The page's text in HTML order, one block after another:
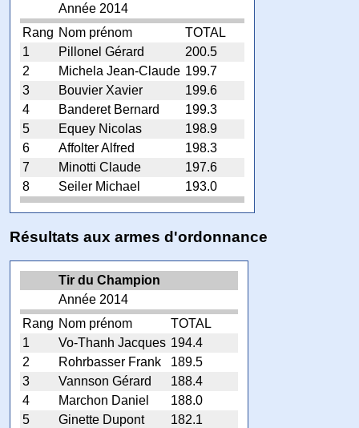
Année 2014
Rang Nom prénom
TOTAL
1
Pillonel Gérard
200.5
2
Michela Jean-Claude 199.7
3
Bouvier Xavier
199.6
4
Banderet Bernard
199.3
5
Equey Nicolas
198.9
6
Affolter Alfred
198.3
7
Minotti Claude
197.6
8
Seiler Michael 193.0
Résultats aux armes d'ordonnance
Tir du Champion
Année 2014
Rang Nom prénom
TOTAL
1
Vo-Thanh Jacques 194.4
2
Rohrbasser Frank
189.5
3
Vannson Gérard
188.4
4
Marchon Daniel
188.0
5
Ginette Dupont 182.1